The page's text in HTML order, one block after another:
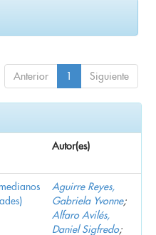
Anterior 1 Siguiente
Autor(es)
Aguirre Reyes,
Gabriela Yvonne;
Alfaro Avilés,
Daniel Sigfredo;